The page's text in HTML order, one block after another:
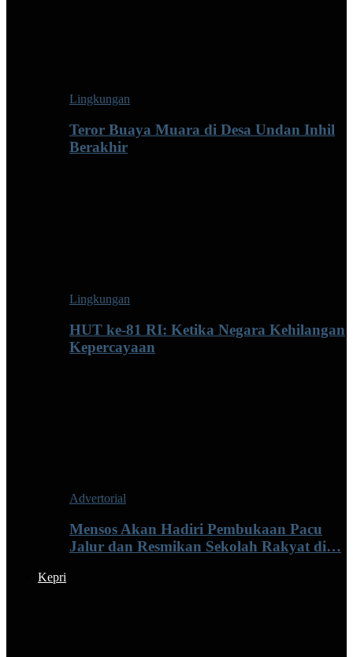
Lingkungan
Teror Buaya Muara di Desa Undan Inhil
Berakhir
Lingkungan
HUT ke-81 RI: Ketika Negara Kehilangan
Kepercayaan
Advertorial
Mensos Akan Hadiri Pembukaan Pacu
Jalur dan Resmikan Sekolah Rakyat di…
Kepri